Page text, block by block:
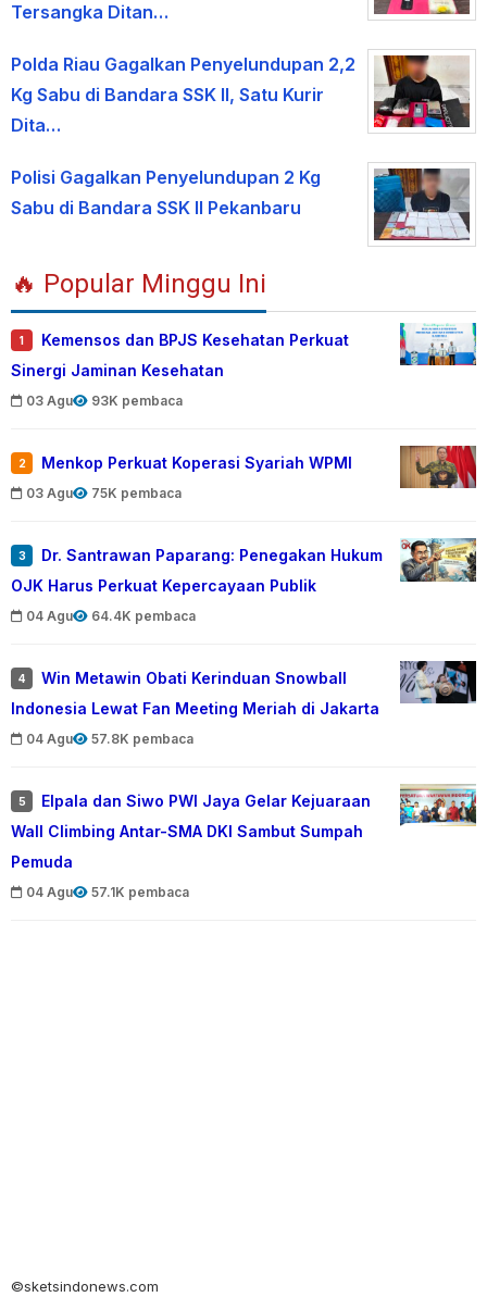
Tersangka Ditan…
Polda Riau Gagalkan Penyelundupan 2,2
Kg Sabu di Bandara SSK II, Satu Kurir
Dita…
Polisi Gagalkan Penyelundupan 2 Kg
Sabu di Bandara SSK II Pekanbaru
🔥 Popular Minggu Ini
1
Kemensos dan BPJS Kesehatan Perkuat
Sinergi Jaminan Kesehatan
03 Agu 93K pembaca
2 Menkop Perkuat Koperasi Syariah WPMI
03 Agu 75K pembaca
3
Dr. Santrawan Paparang: Penegakan Hukum
OJK Harus Perkuat Kepercayaan Publik
04 Agu 64.4K pembaca
4
Win Metawin Obati Kerinduan Snowball
Indonesia Lewat Fan Meeting Meriah di Jakarta
04 Agu 57.8K pembaca
5
Elpala dan Siwo PWI Jaya Gelar Kejuaraan
Wall Climbing Antar-SMA DKI Sambut Sumpah
Pemuda
04 Agu 57.1K pembaca
©sketsindonews.com